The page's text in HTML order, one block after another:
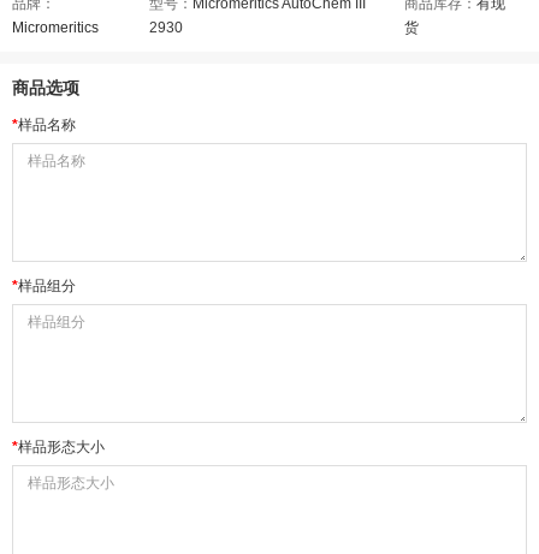
品牌：
Micromeritics
型号： Micromeritics AutoChem III
2930
商品库存： 有现
货
商品选项
样品名称
样品组分
样品形态大小